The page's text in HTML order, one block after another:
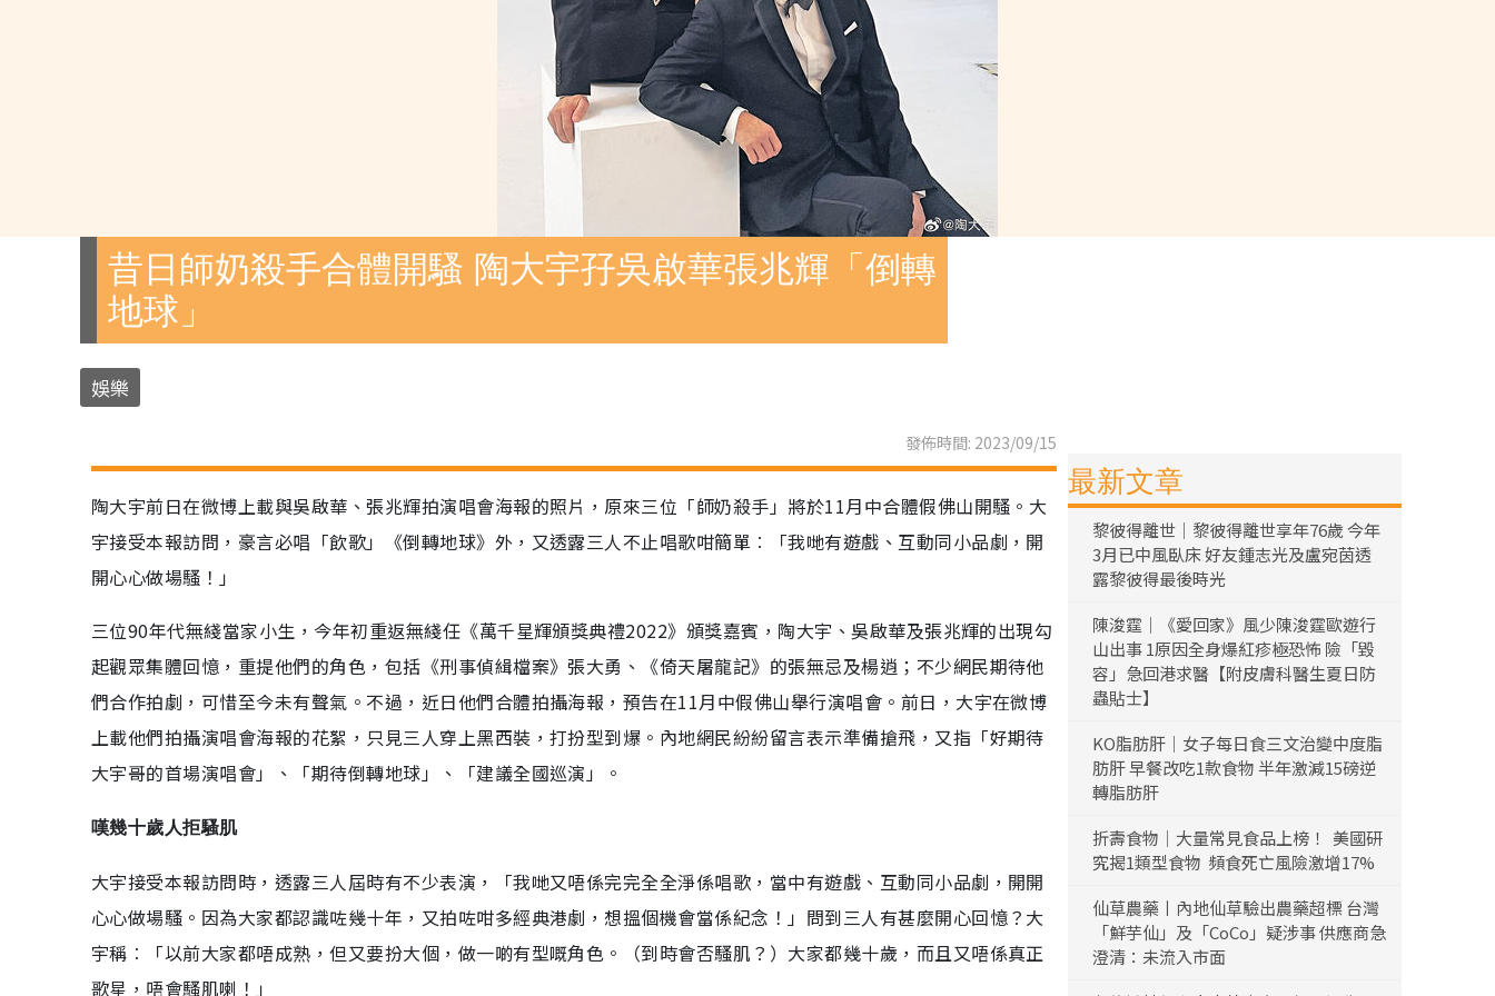
昔日師奶殺手合體開騷 陶大宇孖吳啟華張兆輝「倒轉
地球」
娛樂
發佈時間: 2023/09/15
陶大宇前日在微博上載與吳啟華、張兆輝拍演唱會海報的照片，原來三位「師奶殺手」將於11月中合體假佛山開騷。大
宇接受本報訪問，豪言必唱「飲歌」《倒轉地球》外，又透露三人不止唱歌咁簡單︰「我哋有遊戲、互動同小品劇，開
開心心做場騷！」
三位90年代無綫當家小生，今年初重返無綫任《萬千星輝頒獎典禮2022》頒獎嘉賓，陶大宇、吳啟華及張兆輝的出現勾
起觀眾集體回憶，重提他們的角色，包括《刑事偵緝檔案》張大勇、《倚天屠龍記》的張無忌及楊逍；不少網民期待他
們合作拍劇，可惜至今未有聲氣。不過，近日他們合體拍攝海報，預告在11月中假佛山舉行演唱會。前日，大宇在微博
上載他們拍攝演唱會海報的花絮，只見三人穿上黑西裝，打扮型到爆。內地網民紛紛留言表示準備搶飛，又指「好期待
大宇哥的首場演唱會」、「期待倒轉地球」、「建議全國巡演」。
嘆幾十歲人拒騷肌
大宇接受本報訪問時，透露三人屆時有不少表演，「我哋又唔係完完全全淨係唱歌，當中有遊戲、互動同小品劇，開開
心心做場騷。因為大家都認識咗幾十年，又拍咗咁多經典港劇，想搵個機會當係紀念！」問到三人有甚麼開心回憶？大
宇稱︰「以前大家都唔成熟，但又要扮大個，做一啲有型嘅角色。（到時會否騷肌？）大家都幾十歲，而且又唔係真正
歌星，唔會騷肌喇！」
最新文章
黎彼得離世｜黎彼得離世享年76歲 今年
3月已中風臥床 好友鍾志光及盧宛茵透
露黎彼得最後時光
陳浚霆｜《愛回家》風少陳浚霆歐遊行
山出事 1原因全身爆紅疹極恐怖 險「毀
容」急回港求醫【附皮膚科醫生夏日防
蟲貼士】
KO脂肪肝｜女子每日食三文治變中度脂
肪肝 早餐改吃1款食物 半年激減15磅逆
轉脂肪肝
折壽食物｜大量常見食品上榜！ 美國研
究揭1類型食物 頻食死亡風險激增17%
仙草農藥丨內地仙草驗出農藥超標 台灣
「鮮芋仙」及「CoCo」疑涉事 供應商急
澄清：未流入市面